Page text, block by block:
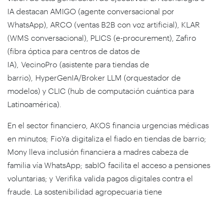
IA destacan AMIGO (agente conversacional por
WhatsApp), ARCO (ventas B2B con voz artificial), KLAR
(WMS conversacional), PLICS (e-procurement), Zafiro
(fibra óptica para centros de datos de
IA), VecinoPro (asistente para tiendas de
barrio), HyperGenIA/Broker LLM (orquestador de
modelos) y CLIC (hub de computación cuántica para
Latinoamérica).
En el sector financiero, AKOS financia urgencias médicas
en minutos; FioYa digitaliza el fiado en tiendas de barrio;
Mony lleva inclusión financiera a madres cabeza de
familia vía WhatsApp; sabIO facilita el acceso a pensiones
voluntarias; y Verifika valida pagos digitales contra el
fraude. La sostenibilidad agropecuaria tiene